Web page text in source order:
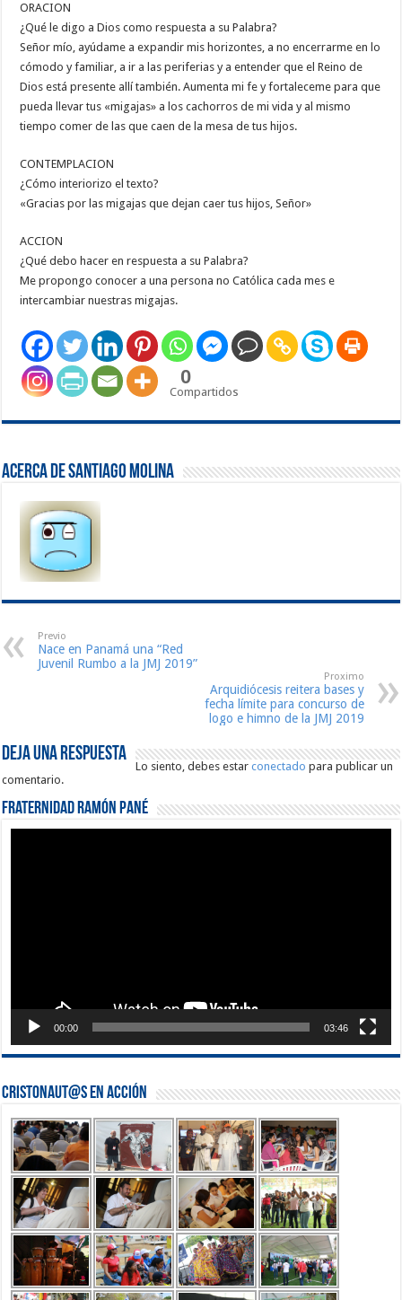
ORACION
¿Qué le digo a Dios como respuesta a su Palabra?
Señor mío, ayúdame a expandir mis horizontes, a no encerrarme en lo
cómodo y familiar, a ir a las periferias y a entender que el Reino de
Dios está presente allí también. Aumenta mi fe y fortaleceme para que
pueda llevar tus «migajas» a los cachorros de mi vida y al mismo
tiempo comer de las que caen de la mesa de tus hijos.
CONTEMPLACION
¿Cómo interiorizo el texto?
«Gracias por las migajas que dejan caer tus hijos, Señor»
ACCION
¿Qué debo hacer en respuesta a su Palabra?
Me propongo conocer a una persona no Católica cada mes e
intercambiar nuestras migajas.
0
Compartidos
Acerca de Santiago Molina
Previo
Nace en Panamá una “Red
Juvenil Rumbo a la JMJ 2019”
Proximo
Arquidiócesis reitera bases y
fecha límite para concurso de
logo e himno de la JMJ 2019
Deja una respuesta
Lo siento, debes estarconectado para publicar un
comentario.
Fraternidad Ramón Pané
00:00 03:46
Cristonaut@s en Acción